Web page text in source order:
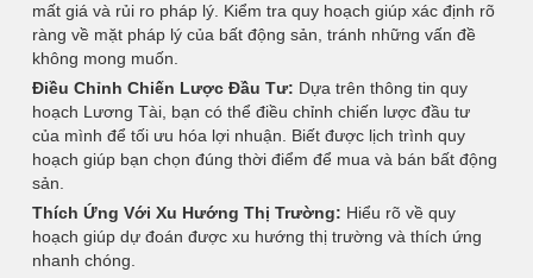
mất giá và rủi ro pháp lý. Kiểm tra quy hoạch giúp xác định rõ
ràng về mặt pháp lý của bất động sản, tránh những vấn đề
không mong muốn.
Điều Chỉnh Chiến Lược Đầu Tư: Dựa trên thông tin quy
hoạch Lương Tài, bạn có thể điều chỉnh chiến lược đầu tư
của mình để tối ưu hóa lợi nhuận. Biết được lịch trình quy
hoạch giúp bạn chọn đúng thời điểm để mua và bán bất động
sản.
Thích Ứng Với Xu Hướng Thị Trường: Hiểu rõ về quy
hoạch giúp dự đoán được xu hướng thị trường và thích ứng
nhanh chóng.